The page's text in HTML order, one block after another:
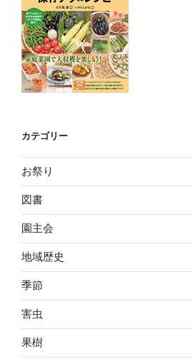
カテゴリー
お祭り
図書
園主会
地域歴史
季節
害虫
果樹